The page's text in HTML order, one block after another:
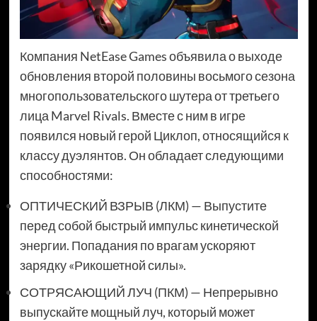
Компания NetEase Games объявила о выходе
обновления второй половины восьмого сезона
многопользовательского шутера от третьего
лица Marvel Rivals. Вместе с ним в игре
появился новый герой Циклоп, относящийся к
классу дуэлянтов. Он обладает следующими
способностями:
ОПТИЧЕСКИЙ ВЗРЫВ (ЛКМ) — Выпустите
перед собой быстрый импульс кинетической
энергии. Попадания по врагам ускоряют
зарядку «Рикошетной силы».
СОТРЯСАЮЩИЙ ЛУЧ (ПКМ) — Непрерывно
выпускайте мощный луч, который может